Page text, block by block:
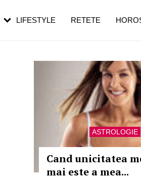
ASTROLOGIE
Cand unicitatea
mai este a mea...
LIFESTYLE RETETE
în vârstă
de dureroasă